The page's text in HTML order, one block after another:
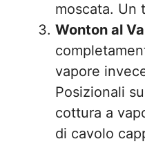
moscata. Un
Wonton al
vapore
Posizionali
cottura a
di cavolo